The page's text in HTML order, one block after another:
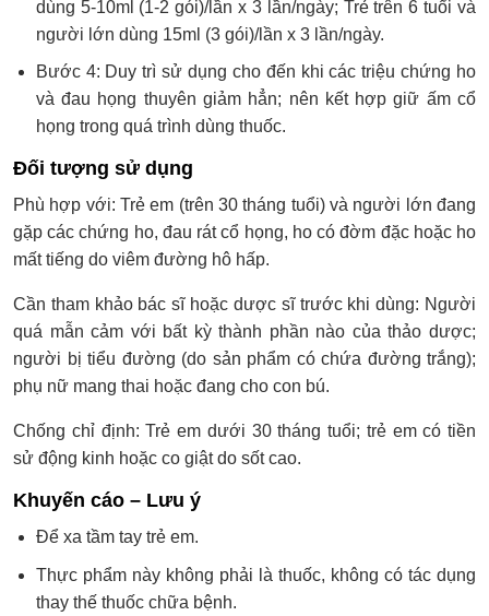
dùng 5-10ml (1-2 gói)/lần x 3 lần/ngày; Trẻ trên 6 tuổi và
người lớn dùng 15ml (3 gói)/lần x 3 lần/ngày.
Bước 4: Duy trì sử dụng cho đến khi các triệu chứng ho
và đau họng thuyên giảm hẳn; nên kết hợp giữ ấm cổ
họng trong quá trình dùng thuốc.
Đối tượng sử dụng
Phù hợp với: Trẻ em (trên 30 tháng tuổi) và người lớn đang
gặp các chứng ho, đau rát cổ họng, ho có đờm đặc hoặc ho
mất tiếng do viêm đường hô hấp.
Cần tham khảo bác sĩ hoặc dược sĩ trước khi dùng: Người
quá mẫn cảm với bất kỳ thành phần nào của thảo dược;
người bị tiểu đường (do sản phẩm có chứa đường trắng);
phụ nữ mang thai hoặc đang cho con bú.
Chống chỉ định: Trẻ em dưới 30 tháng tuổi; trẻ em có tiền
sử động kinh hoặc co giật do sốt cao.
Khuyến cáo – Lưu ý
Để xa tầm tay trẻ em.
Thực phẩm này không phải là thuốc, không có tác dụng
thay thế thuốc chữa bệnh.